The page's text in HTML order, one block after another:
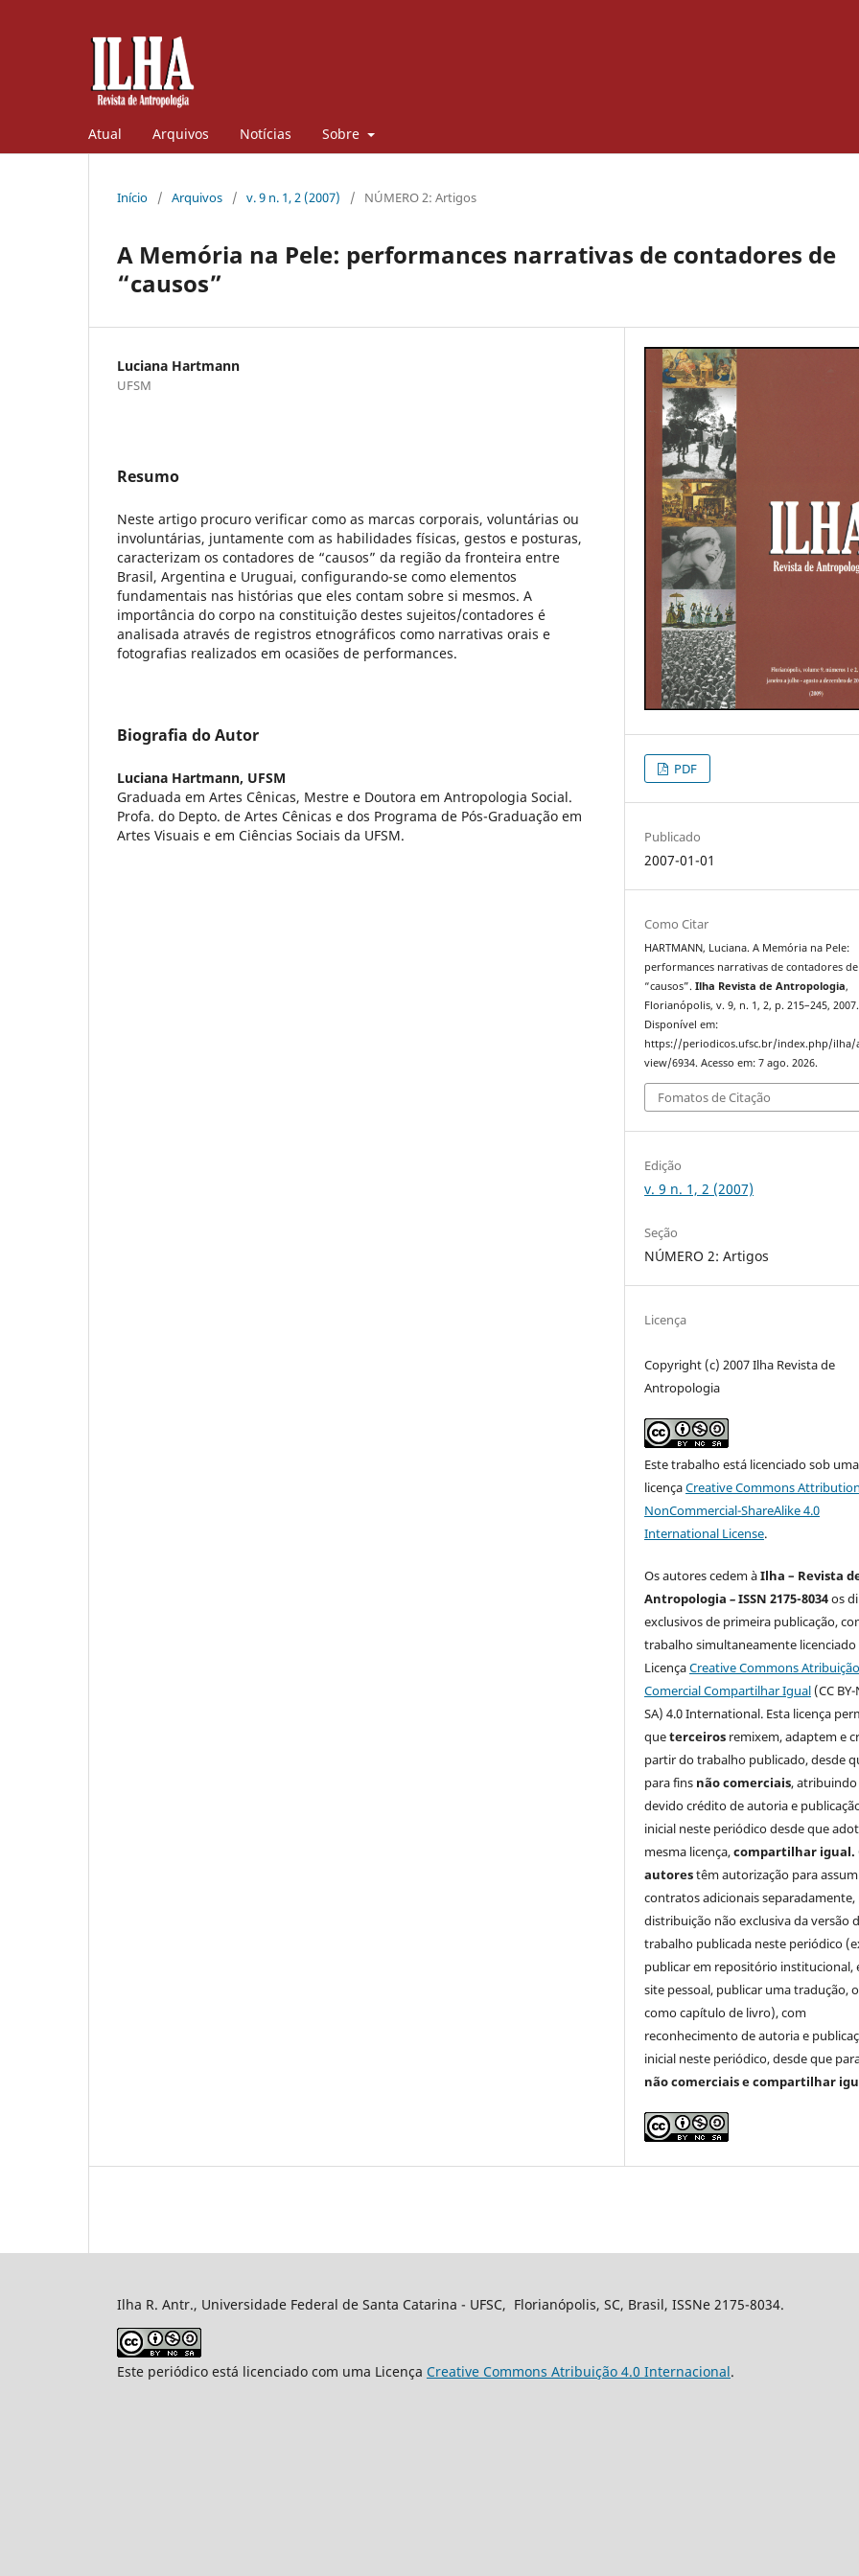
Atual Arquivos Notícias Sobre
Início / Arquivos / v. 9 n. 1, 2 (2007) / NÚMERO 2: Artigos
A Memória na Pele: performances narrativas de contadores de
“causos”
Luciana Hartmann
UFSM
Resumo
Neste artigo procuro verificar como as marcas corporais, voluntárias ou
involuntárias, juntamente com as habilidades físicas, gestos e posturas,
caracterizam os contadores de “causos” da região da fronteira entre
Brasil, Argentina e Uruguai, configurando-se como elementos
fundamentais nas histórias que eles contam sobre si mesmos. A
importância do corpo na constituição destes sujeitos/contadores é
analisada através de registros etnográficos como narrativas orais e
fotografias realizados em ocasiões de performances.
Biografia do Autor
Luciana Hartmann, UFSM
Graduada em Artes Cênicas, Mestre e Doutora em Antropologia Social.
Profa. do Depto. de Artes Cênicas e dos Programa de Pós-Graduação em
Artes Visuais e em Ciências Sociais da UFSM.
PDF
Publicado
2007-01-01
Como Citar
HARTMANN, Luciana. A Memória na Pele:
performances narrativas de contadores de
“causos”.Ilha Revista de Antropologia,
Florianópolis, v. 9, n. 1, 2, p. 215–245, 2007.
Disponível em:
https://periodicos.ufsc.br/index.php/ilha/
view/6934. Acesso em: 7 ago. 2026.
Fomatos de Citação
Edição
v. 9 n. 1, 2 (2007)
Seção
NÚMERO 2: Artigos
Licença
Copyright (c) 2007 Ilha Revista de
Antropologia
Este trabalho está licenciado sob uma
licençaCreative Commons
NonCommercial-ShareAlike 4.0
International License.
Os autores cedem àIlha – Revista
Antropologia –ISSN 2175-8034os
exclusivos de primeira publicação,
trabalho simultaneamente licenciado
LicençaCreative Commons
Comercial Compartilhar Igual (CC
SA) 4.0 International. Esta licença
queterceiros remixem, adaptem e
partir do trabalho publicado, desde
para fins não comerciais,
devido crédito de autoria e
inicial neste periódico desde que
mesma licença,compartilhar igual.
autorestêm autorização para
contratos adicionais separadamente,
distribuição não exclusiva da versão
trabalho publicada neste periódico
publicar em repositório institucional,
site pessoal, publicar uma tradução,
como capítulo de livro), com
reconhecimento de autoria e
inicial neste periódico, desde que
não comerciais e compartilhar
Ilha R. Antr., Universidade Federal de Santa Catarina - UFSC, Florianópolis, SC, Brasil, ISSNe 2175-8034.
Este periódico está licenciado com uma Licença Creative Commons Atribuição 4.0 Internacional.